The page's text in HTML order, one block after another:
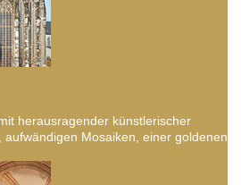
herausragender künstlerischer
Mosaiken, einer goldenen